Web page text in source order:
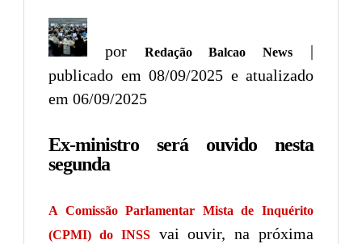
por Redação Balcao News
|
publicado em 08/09/2025 e atualizado
em 06/09/2025
Ex-ministro será ouvido nesta
segunda
A Comissão Parlamentar Mista de Inquérito
(CPMI) do INSS
vai ouvir, na próxima